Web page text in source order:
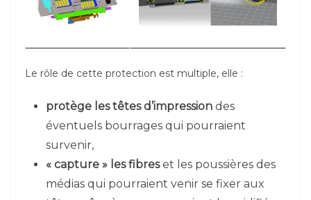
Le rôle de cette protection est multiple, elle :
protège les têtes d’impression des
éventuels bourrages qui pourraient
survenir,
« capture » les fibreset les poussières des
médias qui pourraient venir se fixer aux